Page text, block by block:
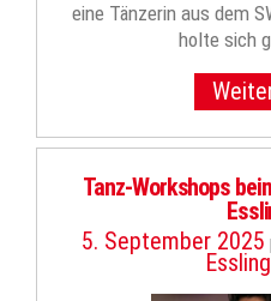
eine Tänzerin aus dem
holte sich
Tanz-Workshops
5. September 2025 |